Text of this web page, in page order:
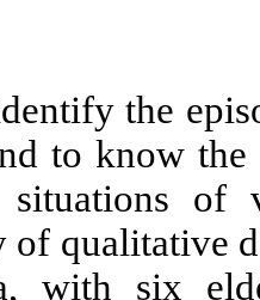
the
to know
of
of qualitative
with six